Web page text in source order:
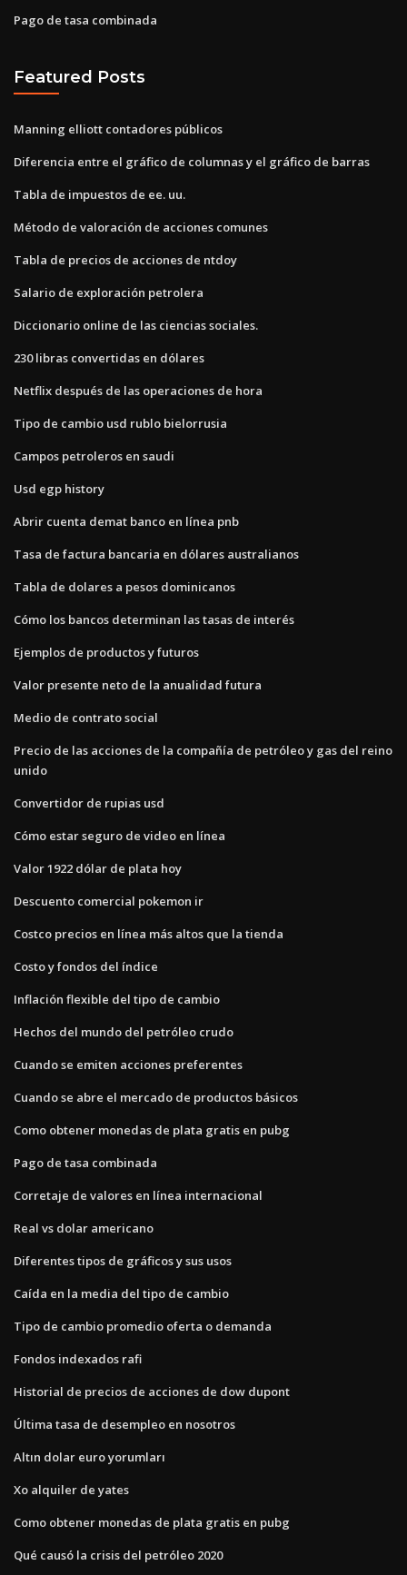
Pago de tasa combinada
Featured Posts
Manning elliott contadores públicos
Diferencia entre el gráfico de columnas y el gráfico de barras
Tabla de impuestos de ee. uu.
Método de valoración de acciones comunes
Tabla de precios de acciones de ntdoy
Salario de exploración petrolera
Diccionario online de las ciencias sociales.
230 libras convertidas en dólares
Netflix después de las operaciones de hora
Tipo de cambio usd rublo bielorrusia
Campos petroleros en saudi
Usd egp history
Abrir cuenta demat banco en línea pnb
Tasa de factura bancaria en dólares australianos
Tabla de dolares a pesos dominicanos
Cómo los bancos determinan las tasas de interés
Ejemplos de productos y futuros
Valor presente neto de la anualidad futura
Medio de contrato social
Precio de las acciones de la compañía de petróleo y gas del reino
unido
Convertidor de rupias usd
Cómo estar seguro de video en línea
Valor 1922 dólar de plata hoy
Descuento comercial pokemon ir
Costco precios en línea más altos que la tienda
Costo y fondos del índice
Inflación flexible del tipo de cambio
Hechos del mundo del petróleo crudo
Cuando se emiten acciones preferentes
Cuando se abre el mercado de productos básicos
Como obtener monedas de plata gratis en pubg
Pago de tasa combinada
Corretaje de valores en línea internacional
Real vs dolar americano
Diferentes tipos de gráficos y sus usos
Caída en la media del tipo de cambio
Tipo de cambio promedio oferta o demanda
Fondos indexados rafi
Historial de precios de acciones de dow dupont
Última tasa de desempleo en nosotros
Altın dolar euro yorumları
Xo alquiler de yates
Como obtener monedas de plata gratis en pubg
Qué causó la crisis del petróleo 2020